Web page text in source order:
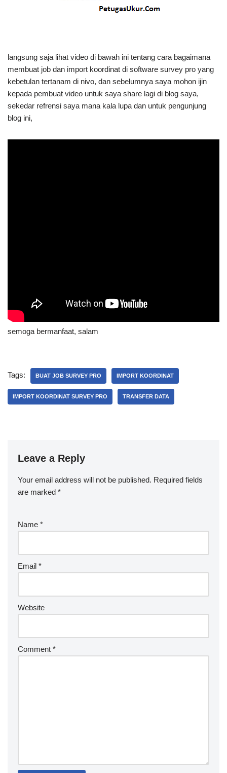
langsung saja lihat video di bawah ini tentang cara bagaimana
membuat job dan import koordinat di software survey pro yang
kebetulan tertanam di nivo, dan sebelumnya saya mohon ijin
kepada pembuat video untuk saya share lagi di blog saya,
sekedar refrensi saya mana kala lupa dan untuk pengunjung
blog ini,
semoga bermanfaat, salam
Tags: BUAT JOB SURVEY PRO IMPORT KOORDINAT
IMPORT KOORDINAT SURVEY PRO TRANSFER DATA
Leave a Reply
Your email address will not be published. Required fields
are marked *
Name *
Email *
Website
Comment *